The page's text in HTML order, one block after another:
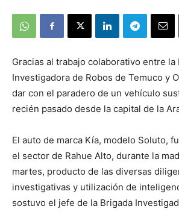
Gracias al trabajo colaborativo entre la
Investigadora de Robos de Temuco y
dar con el paradero de un vehículo
recién pasado desde la capital de la
El auto de marca Kía, modelo Soluto,
el sector de Rahue Alto, durante la
martes, producto de las diversas
investigativas y utilización de
sostuvo el jefe de la Brigada